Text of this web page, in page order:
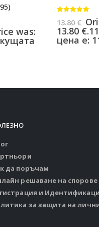
was:
13.80€
13.80 €.
цена е:
да поръчам
решаване на спорове
и
за защита на